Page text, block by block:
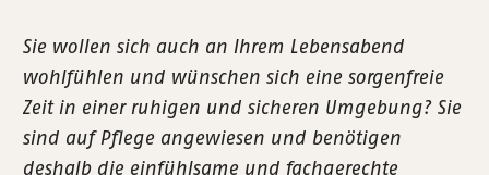
Sie wollen sich auch an Ihrem Lebensabend
wohlfühlen und wünschen sich eine sorgenfreie
Zeit in einer ruhigen und sicheren Umgebung? Sie
sind auf Pflege angewiesen und benötigen
deshalb die einfühlsame und fachgerechte